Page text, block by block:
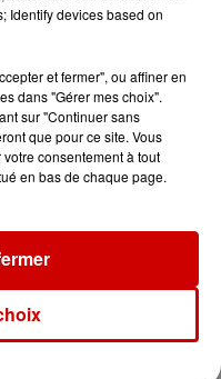
profiter du
Voir plus
à ce faux SMS
déclare à
Identify devices based on
et fermer", ou affiner en
dans "Gérer mes choix".
sur "Continuer sans
que pour ce site. Vous
consentement à tout
en bas de chaque page.